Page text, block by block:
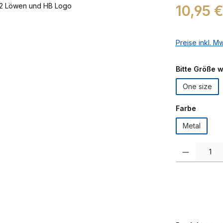
Regulärer Preis:
10,95 €
Preise inkl.
Bitte Größe
One size
Farbe
Metal
Produkt